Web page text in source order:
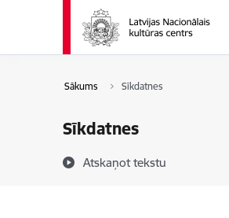
Pāriet uz lapas saturu
Sākums Sīkdatnes
Sīkdatnes
Atskaņot tekstu